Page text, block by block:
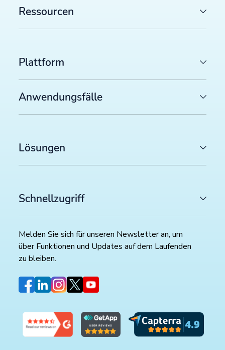
Ressourcen
Plattform
Anwendungsfälle
Lösungen
Schnellzugriff
Melden Sie sich für unseren Newsletter an, um
über Funktionen und Updates auf dem Laufenden
zu bleiben.